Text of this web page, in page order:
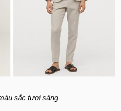
sắc tươi sáng